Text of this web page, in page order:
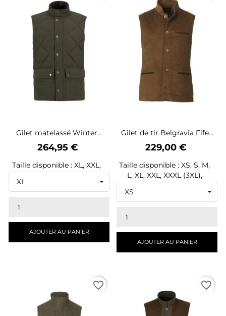
Gilet matelassé Winter...
Prix
264,95 €
Taille disponible : XL, XXL,
AJOUTER AU PANIER
Gilet de tir Belgravia Fife...
Prix
229,00 €
Taille disponible : XS, S, M,
L, XL, XXL, XXXL (3XL),
AJOUTER AU PANIER
favorite_border favorite_border